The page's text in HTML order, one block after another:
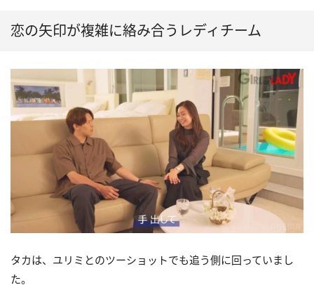
恋の矢印が複雑に絡み合うレディチーム
タカは、ユリミとのツーショットでも追う側に回っていまし
た。